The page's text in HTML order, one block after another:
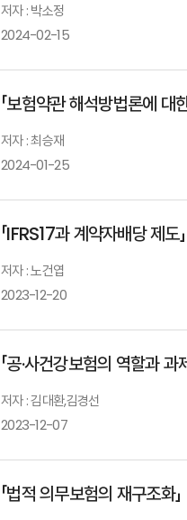
저자 : 박소정
2024-02-15
금융회
「보험약관 해석방법론에 대
저자 : 최승재
2024-01-25
「IFRS17과 계약자배당 제도」
저자 : 노건엽
2023-12-20
「공·사건강보험의 역할과 과
저자 : 김대환,김경선
2023-12-07
「법적 의무보험의 재구조화」